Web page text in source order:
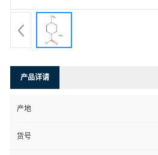
产品详请
产地
货号